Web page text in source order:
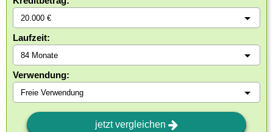
Laufzeit:
Verwendung:
jetzt vergleichen